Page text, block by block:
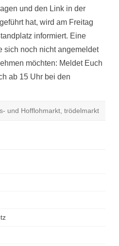
am
Mai
15
und den Link in der
hat, wird am Freitag
informiert. Eine
sich noch nicht angemeldet
möchten: Meldet Euch
ab 15 Uhr bei den
und Hofflohmarkt, trödelmarkt